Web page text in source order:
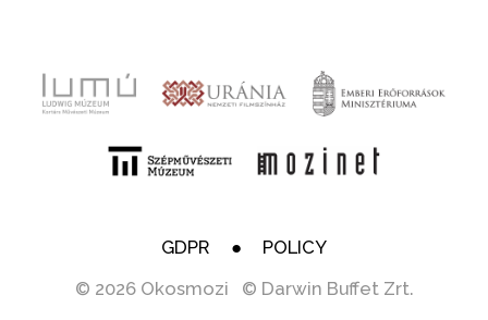
GDPR
POLICY
© 2026 Okosmozi © Darwin Buffet Zrt.